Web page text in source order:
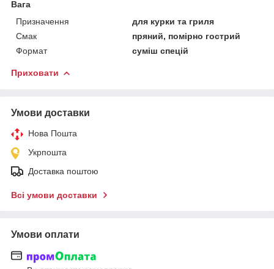
Вага
Призначення
для курки та гриля
Смак
пряний, помірно гострий
Формат
суміш спецій
Приховати
Умови доставки
Нова Пошта
Укрпошта
Доставка поштою
Всі умови доставки
Умови оплати